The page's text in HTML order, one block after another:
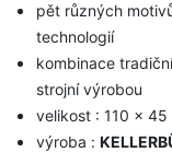
pět různých
technologií
kombinace
strojní výrobou
velikost : 110 x 45
výroba :